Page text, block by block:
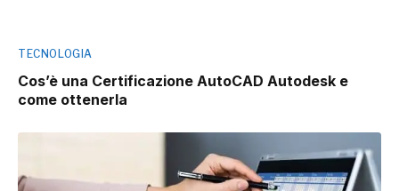
TECNOLOGIA
Cos’è una Certificazione AutoCAD Autodesk e
come ottenerla